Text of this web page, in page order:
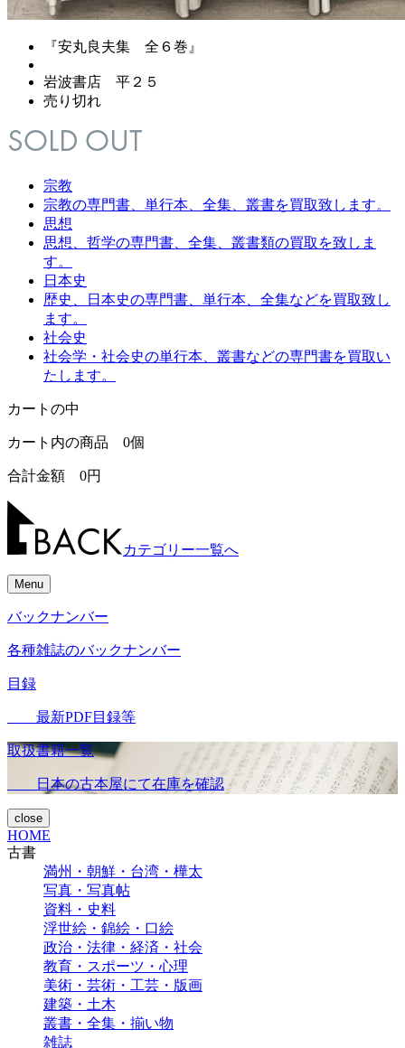
『安丸良夫集 全６巻』
岩波書店 平２５
売り切れ
宗教
宗教の専門書、単行本、全集、叢書を買取致します。
思想
思想、哲学の専門書、全集、叢書類の買取を致しま
す。
日本史
歴史、日本史の専門書、単行本、全集などを買取致し
ます。
社会史
社会学・社会史の単行本、叢書などの専門書を買取い
たします。
カートの中
カート内の商品 0個
合計金額 0円
カテゴリー一覧へ
Menu
バックナンバー
各種雑誌のバックナンバー
目録
最新PDF目録等
取扱書籍一覧
日本の古本屋にて在庫を確認
close
HOME
古書
満州・朝鮮・台湾・樺太
写真・写真帖
資料・史料
浮世絵・錦絵・口絵
政治・法律・経済・社会
教育・スポーツ・心理
美術・芸術・工芸・版画
建築・土木
叢書・全集・揃い物
雑誌